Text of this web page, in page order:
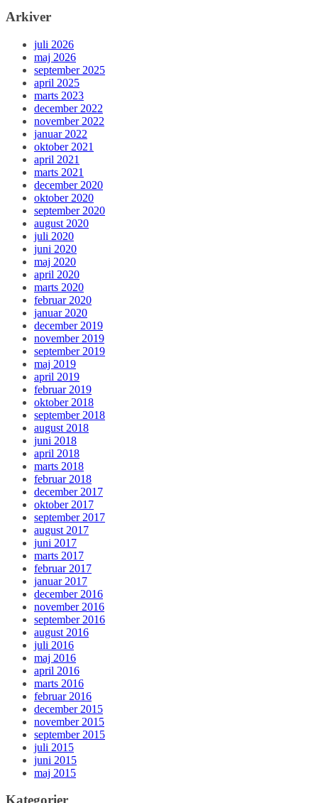
Arkiver
juli 2026
maj 2026
september 2025
april 2025
marts 2023
december 2022
november 2022
januar 2022
oktober 2021
april 2021
marts 2021
december 2020
oktober 2020
september 2020
august 2020
juli 2020
juni 2020
maj 2020
april 2020
marts 2020
februar 2020
januar 2020
december 2019
november 2019
september 2019
maj 2019
april 2019
februar 2019
oktober 2018
september 2018
august 2018
juni 2018
april 2018
marts 2018
februar 2018
december 2017
oktober 2017
september 2017
august 2017
juni 2017
marts 2017
februar 2017
januar 2017
december 2016
november 2016
september 2016
august 2016
juli 2016
maj 2016
april 2016
marts 2016
februar 2016
december 2015
november 2015
september 2015
juli 2015
juni 2015
maj 2015
Kategorier